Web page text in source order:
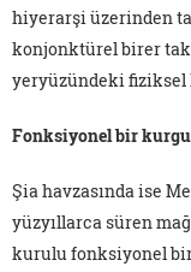
hiyerarşi üzerinden
konjonktürel birer
yeryüzündeki fiziksel
Fonksiyonel bir kurgu
Şia havzasında ise
yüzyıllarca süren
kurulu fonksiyonel